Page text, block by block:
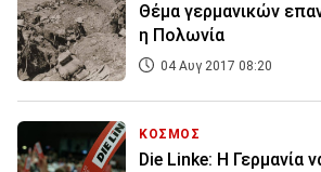
Θέμα γερμανικών
η Πολωνία
04 Αυγ 2017 08:20
ΚΟΣΜΟΣ
Die Linke: Η Γερμανία